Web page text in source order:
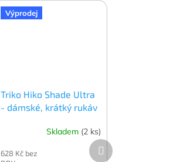
Výprodej
Triko Hiko Shade Ultra
- dámské, krátký rukáv
Skladem (2 ks)
628 Kč bez
Další
produkt